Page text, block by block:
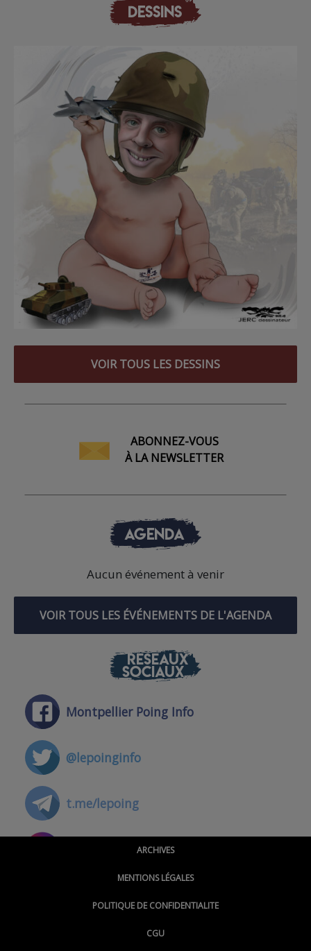
DESSINS
VOIR TOUS LES DESSINS
ABONNEZ-VOUS
À LA NEWSLETTER
AGENDA
Aucun événement à venir
VOIR TOUS LES ÉVÉNEMENTS DE L'AGENDA
RÉSEAUX
SOCIAUX
Montpellier Poing Info
@lepoinginfo
t.me/lepoing
@montpellierpoinginfo
@LePoingMontpellier
ARCHIVES
MENTIONS LÉGALES
POLITIQUE DE CONFIDENTIALITE
CGU